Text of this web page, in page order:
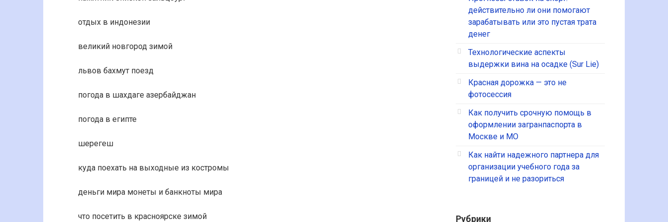
отдых в индонезии
великий новгород зимой
львов бахмут поезд
погода в шахдаге азербайджан
погода в египте
шерегеш
куда поехать на выходные из костромы
деньги мира монеты и банкноты мира
что посетить в красноярске зимой
действительно ли они помогают
зарабатывать или это пустая трата
денег
Технологические аспекты
выдержки вина на осадке (Sur Lie)
Красная дорожка — это не
фотосессия
Как получить срочную помощь в
оформлении загранпаспорта в
Москве и МО
Как найти надежного партнера для
организации учебного года за
границей и не разориться
Рубрики